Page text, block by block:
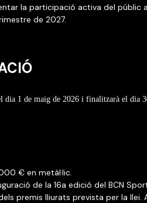
la participació activa del públic
de 2027.
1 de maig de 2026 i finalitzarà el dia
€ en metàl·lic.
de la 16a edició del BCN
premis lliurats prevista per la